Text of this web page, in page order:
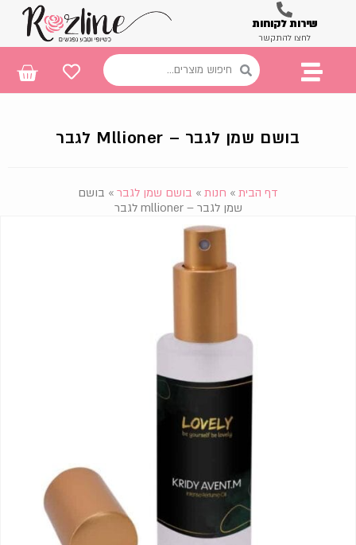
שירות לקוחות
לחצו להתקשר
בושם שמן לגבר – Mllioner לגבר
דף הבית » חנות » בושם שמן לגבר » בושם
שמן לגבר – mllioner לגבר